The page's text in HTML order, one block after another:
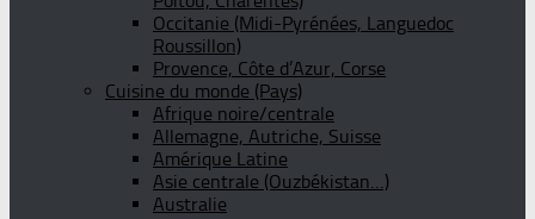
Occitanie (Midi-Pyrénées, Languedoc
Roussillon)
Provence, Côte d’Azur, Corse
Cuisine du monde (Pays)
Afrique noire/centrale
Allemagne, Autriche, Suisse
Amérique Latine
Asie centrale (Ouzbékistan…)
Australie